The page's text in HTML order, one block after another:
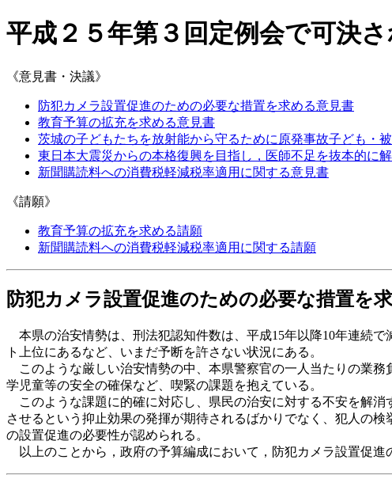
平成２５年第３回定例会で可決
《意見書・決議》
防犯カメラ設置促進のための必要な措置を求める意見書
教育予算の拡充を求める意見書
茨城の子どもたちを放射能から守るために原発事故子ども・
東日本大震災からの本格復興を目指し，医師不足を抜本的に
新聞購読料への消費税軽減税率適用に関する意見書
《請願》
教育予算の拡充を求める請願
新聞購読料への消費税軽減税率適用に関する請願
防犯カメラ設置促進のための必要な措置を
本県の治安情勢は、刑法犯認知件数は、平成15年以降10年連続
ト上位にあるなど、いまだ予断を許さない状況にある。
このような厳しい治安情勢の中、本県警察官の一人当たりの業務
学児童等の安全の確保など、喫緊の課題を抱えている。
このような課題に的確に対応し、県民の治安に対する不安を解
させるという抑止効果の発揮が期待されるばかりでなく、犯人の
の設置促進の必要性が認められる。
以上のことから，政府の予算編成において，防犯カメラ設置促進